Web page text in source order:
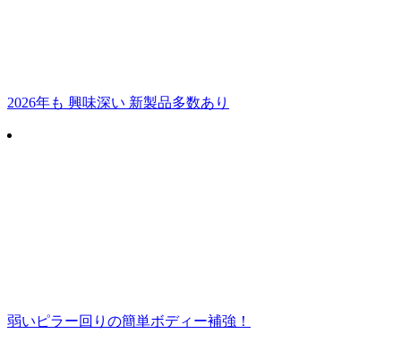
2026年も 興味深い 新製品多数あり
弱いピラー回りの簡単ボディー補強！